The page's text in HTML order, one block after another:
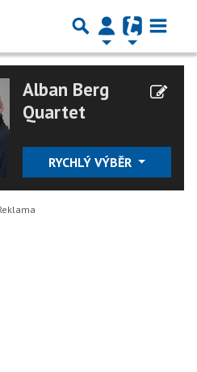
Alban Berg
Quartet
RYCHLÝ VÝBĚR